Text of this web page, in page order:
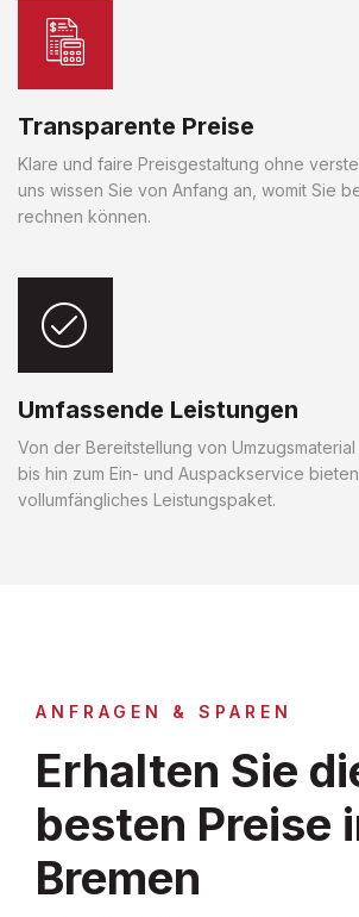
Transparente Preise
Klare und faire Preisgestaltung ohne
uns wissen Sie von Anfang an, womit Sie
rechnen können.
Umfassende Leistungen
Von der Bereitstellung von
bis hin zum Ein- und Auspackservice
vollumfängliches Leistungspaket.
ANFRAGEN & SPAREN
Erhalten Sie
besten Preise
Bremen